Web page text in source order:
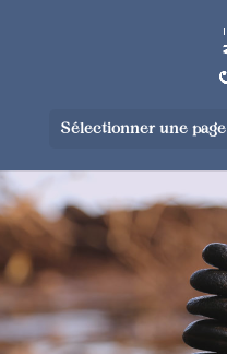
Sélectionner une page